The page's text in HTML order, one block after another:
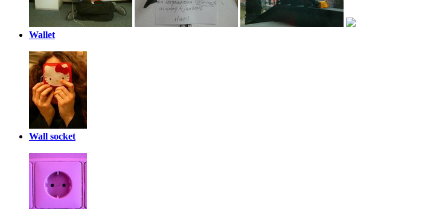
Wallet
Wall socket